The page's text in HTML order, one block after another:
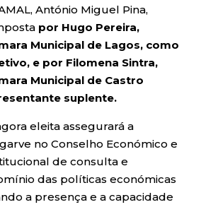
António Miguel Pina,
por Hugo Pereira,
Municipal de Lagos, como
e por Filomena Sintra,
Municipal de Castro
suplente.
eleita assegurará a
no Conselho Económico e
de consulta e
das políticas económicas
a presença e a capacidade